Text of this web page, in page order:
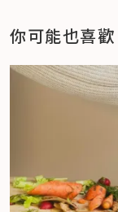
你可能也喜歡